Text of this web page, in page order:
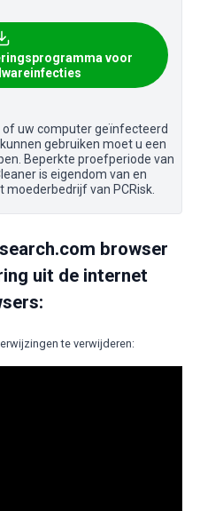
voor
uw computer geïnfecteerd
gebruiken moet u een
Beperkte proefperiode van
is eigendom van en
moederbedrijf van PCRisk.
browser
uit de internet
te verwijderen: